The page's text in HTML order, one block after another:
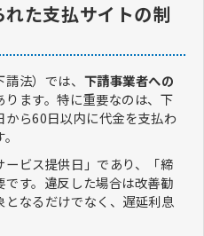
た支払サイトの制
法）では、 下請事業者への
ります。特に重要なのは、下
ら60日以内に代金を支払わ
ビス提供日」であり、「締
す。違反した場合は改善勧
なるだけでなく、遅延利息